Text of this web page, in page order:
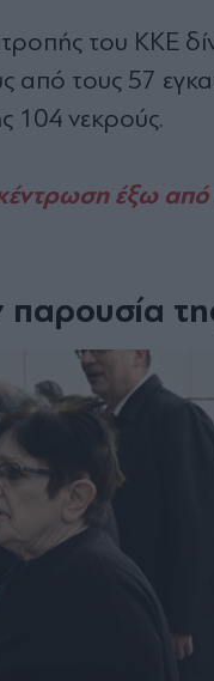
του ΚΚΕ
από τους 57
104 νεκρούς.
έξω από
παρουσία